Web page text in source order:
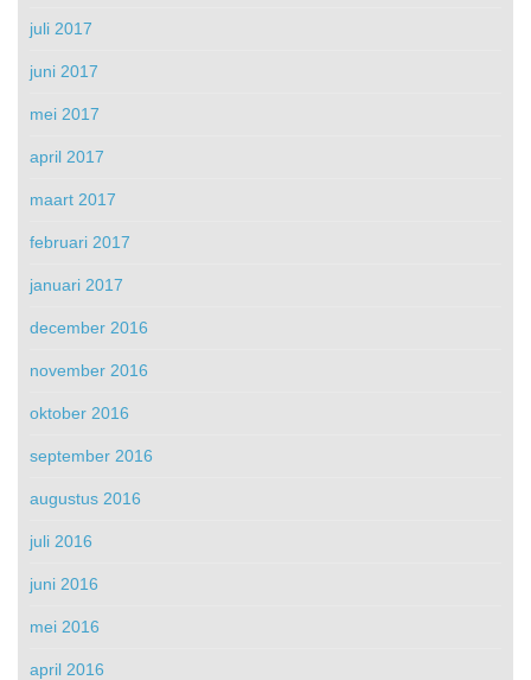
juli 2017
juni 2017
mei 2017
april 2017
maart 2017
februari 2017
januari 2017
december 2016
november 2016
oktober 2016
september 2016
augustus 2016
juli 2016
juni 2016
mei 2016
april 2016